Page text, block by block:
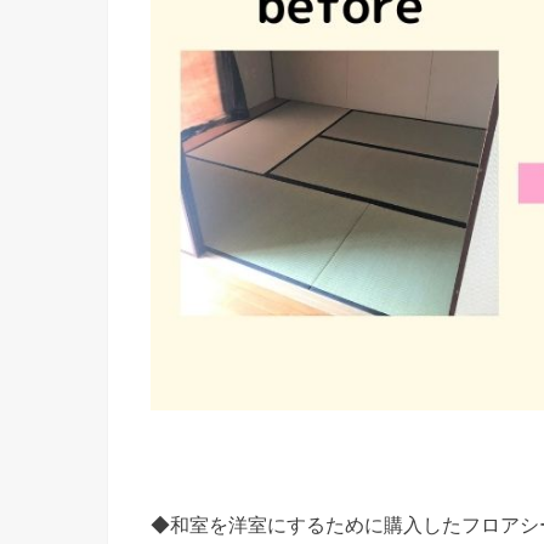
◆和室を洋室にするために購入したフロアシ